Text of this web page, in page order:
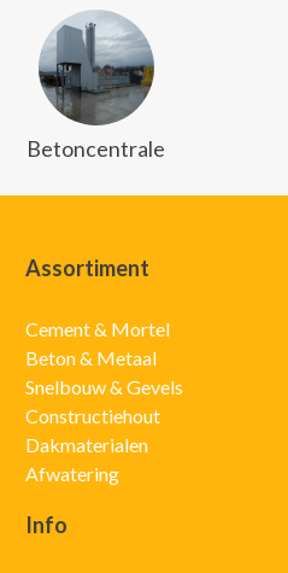
Betoncentrale
Assortiment
Cement & Mortel
Beton & Metaal
Snelbouw & Gevels
Constructiehout
Dakmaterialen
Afwatering
Info